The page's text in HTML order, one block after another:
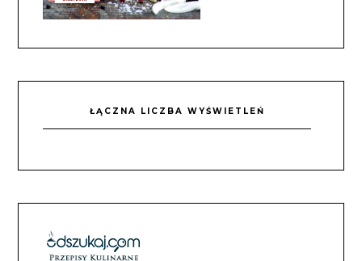
ŁĄCZNA LICZBA WYŚWIETLEŃ